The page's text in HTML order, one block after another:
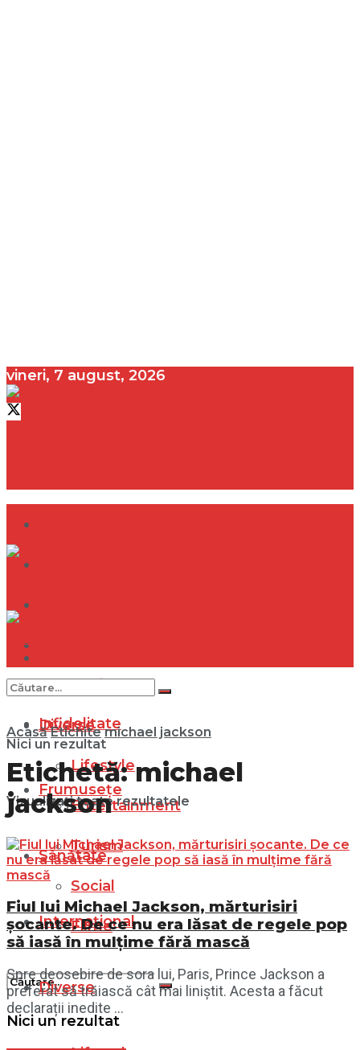
vineri, 7 august, 2026
Internațional
Diverse
Lifestyle
Entertainment
Turism
Social
Filme
Nici un rezultat
Infidelitate
Frumusețe
Sănătate
Internațional
Diverse
Nici un rezultat
Vizualizați toate rezultatele
Acasă Etichite michael jackson
Etichetă:michael
jackson
Fiul lui Michael Jackson, mărturisiri
șocante. De ce nu era lăsat de regele pop
să iasă în mulțime fără mască
Spre deosebire de sora lui, Paris, Prince Jackson a
preferat să trăiască cât mai liniștit. Acesta a făcut
declarații inedite ...